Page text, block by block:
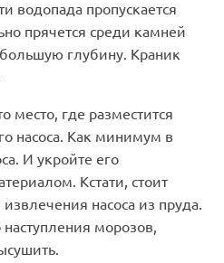
водопада пропускается
прячется среди камней
глубину. Краник
место, где разместится
насоса. Как минимум в
И укройте его
Кстати, стоит
насоса из пруда.
наступления морозов,